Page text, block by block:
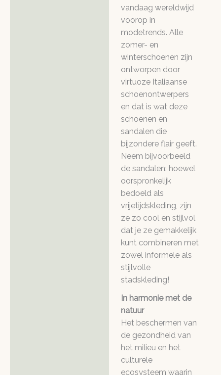
vandaag wereldwijd
voorop in
modetrends. Alle
zomer- en
winterschoenen zijn
ontworpen door
virtuoze Italiaanse
schoenontwerpers
en dat is wat deze
schoenen en
sandalen die
bijzondere flair geeft.
Neem bijvoorbeeld
de sandalen: hoewel
oorspronkelijk
bedoeld als
vrijetijdskleding, zijn
ze zo cool en stijlvol
dat je ze gemakkelijk
kunt combineren met
zowel informele als
stijlvolle
stadskleding!
In harmonie met de
natuur
Het beschermen van
de gezondheid van
het milieu en het
culturele
ecosysteem waarin